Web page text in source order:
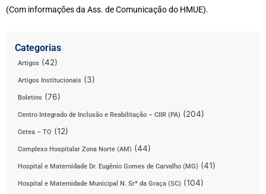
(Com informações da Ass. de Comunicação do HMUE).
Categorias
Artigos (42)
Artigos Institucionais (3)
Boletins (76)
Centro Integrado de Inclusão e Reabilitação – CIIR (PA) (204)
Cetea – TO (12)
Complexo Hospitalar Zona Norte (AM) (44)
Hospital e Maternidade Dr. Eugênio Gomes de Carvalho (MG) (41)
Hospital e Maternidade Municipal N. Srª da Graça (SC) (104)